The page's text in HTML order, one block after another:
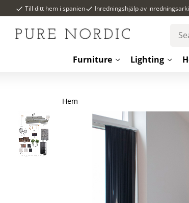
Till ditt hem i spanien Inredningshjälp av
Furniture Lighting
Hem